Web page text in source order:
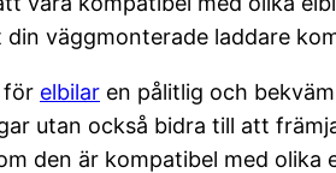
din väggmonterade laddare
för elbilar en pålitlig och
utan också bidra till att
den är kompatibel med olika